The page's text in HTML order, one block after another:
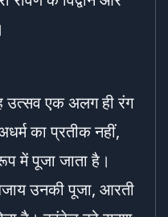
उत्सव एक अलग ही रंग
का प्रतीक नहीं,
में पूजा जाता है।
उनकी पूजा, आरती